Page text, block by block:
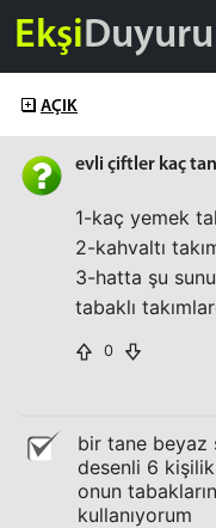
EkşiDuyuru
AÇIK
evli çiftler kaç
1-kaç yemek
2-kahvaltı
3-hatta şu
tabaklı
0
bir tane beyaz
desenli 6 kişilik
onun
kullanıyorum